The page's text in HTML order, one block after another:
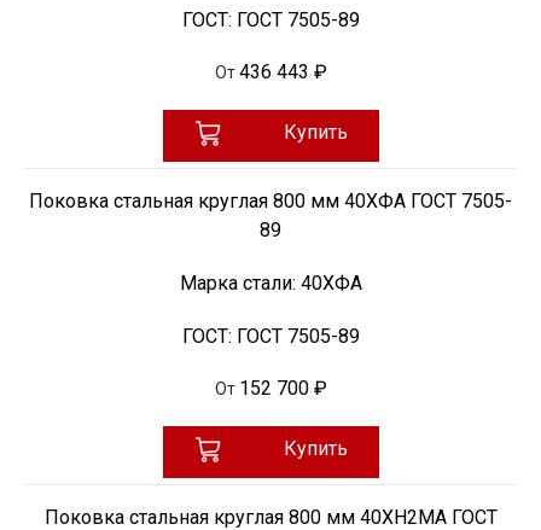
ГОСТ: ГОСТ 7505-89
От 436 443 ₽
Купить
Поковка стальная круглая 800 мм 40ХФА ГОСТ 7505-
89
Марка стали: 40ХФА
ГОСТ: ГОСТ 7505-89
От 152 700 ₽
Купить
Поковка стальная круглая 800 мм 40ХН2МА ГОСТ